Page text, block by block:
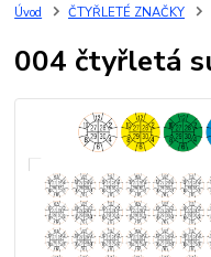
Úvod ČTYŘLETÉ ZNAČKY
004 čtyřletá